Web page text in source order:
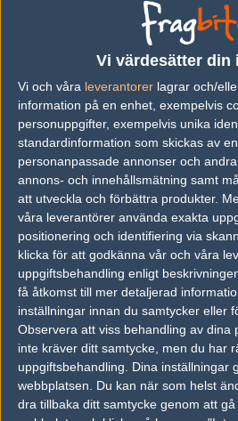
Vi värdesätter din
Vi och våra leverantorer lagrar och/
information på en enhet, exempelvis
personuppgifter, exempelvis unika
standardinformation som skickas av
personanpassade annonser och
annons- och innehållsmätning samt
att utveckla och förbättra produkter.
våra leverantörer använda exakta
positionering och identifiering via
klicka för att godkänna vår och våra
uppgiftsbehandling enligt
få åtkomst till mer detaljerad
inställningar innan du samtycker eller
Observera att viss behandling av dina
inte kräver ditt samtycke, men du har
uppgiftsbehandling. Dina inställningar
webbplatsen. Du kan när som helst
dra tillbaka ditt samtycke genom att
Följ oss på Facebook
Följ oss på Twitter
Följ oss på Instagram
Följ oss på Twitch
Information
Annonsering
Copyright och Privacy Policy
Användaravtal
Kontakta
Om Fragbite